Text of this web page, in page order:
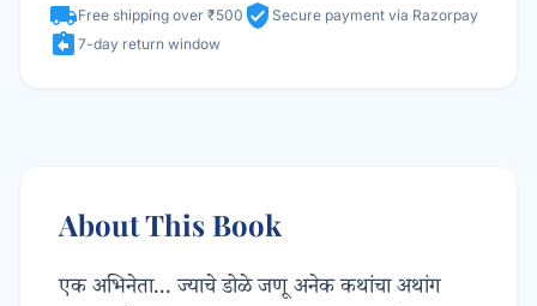
local_shippingFree shipping over ₹500 verified_user Secure payment via Razorpay
assignment_return 7-day return window
About This Book
एक अभिनेता... ज्याचे डोळे जणू अनेक कथांचा अथांग